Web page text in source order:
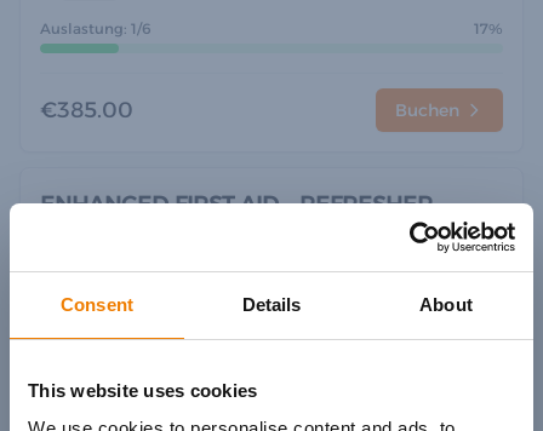
Consent Details About
This website uses cookies
Auslastung: 1/6 17%
€385.00 Buchen
ENHANCED FIRST AID - REFRESHER
19.08.2026- 20.08.2026- 09:00- 16:45
Trainingscenter Heinemann- Elsfleth
Deutsch
Auslastung: 4/6